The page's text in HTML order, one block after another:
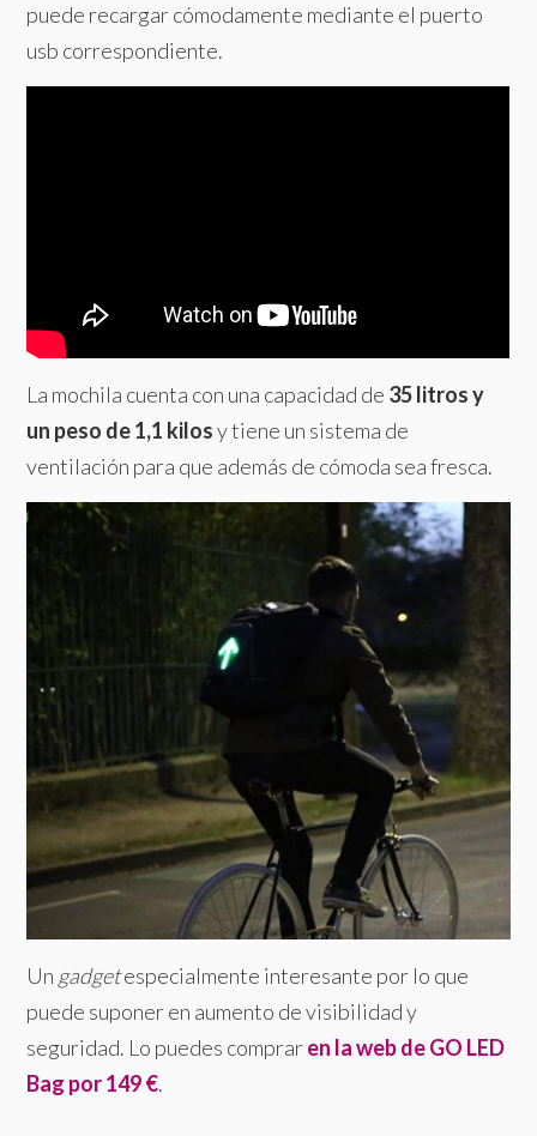
puede recargar cómodamente mediante el puerto
usb correspondiente.
La mochila cuenta con una capacidad de 35 litros y
un peso de 1,1 kilosy tiene un sistema de
ventilación para que además de cómoda sea fresca.
Un gadgetespecialmente interesante por lo que
puede suponer en aumento de visibilidad y
seguridad. Lo puedes compraren la web de GO LED
Bag por 149 €.